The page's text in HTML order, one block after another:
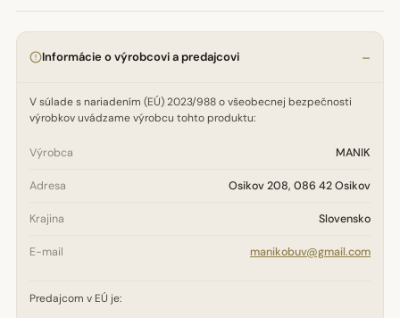
Informácie o výrobcovi a predajcovi
V súlade s nariadením (EÚ) 2023/988 o všeobecnej bezpečnosti
výrobkov uvádzame výrobcu tohto produktu:
Výrobca MANIK
Adresa Osikov 208, 086 42 Osikov
Krajina Slovensko
E-mail manikobuv@gmail.com
Predajcom v EÚ je: